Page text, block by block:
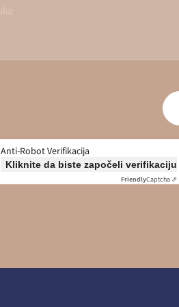
Anti-Robot Verifikacija
Kliknite da biste započeli verifikaciju
FriendlyCaptcha ⇗